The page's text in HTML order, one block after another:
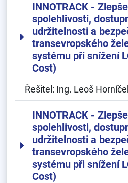
INNOTRACK -
spolehlivosti,
udržitelnosti a
transevropského
systému při snížení
Cost)
Řešitel: Ing. Leoš
INNOTRACK -
spolehlivosti,
udržitelnosti a
transevropského
systému při snížení
Cost)